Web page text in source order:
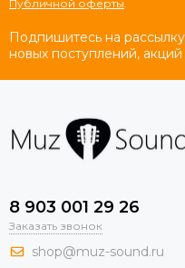
Публичной оферты
Подпишитесь на
новых поступлений,
8 903 001 29 26
Заказать звонок
shop@muz-sound.ru